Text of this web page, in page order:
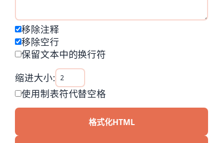
移除注释
移除空行
保留文本中的换行符
缩进大小:
使用制表符代替空格
格式化HTML